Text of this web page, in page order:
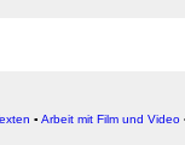
▪ Arbeit mit Film und Video